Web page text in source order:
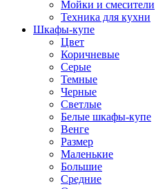
Мойки и смесители
Техника для кухни
Шкафы-купе
Цвет
Коричневые
Серые
Темные
Черные
Светлые
Белые шкафы-купе
Венге
Размер
Маленькие
Большие
Средние